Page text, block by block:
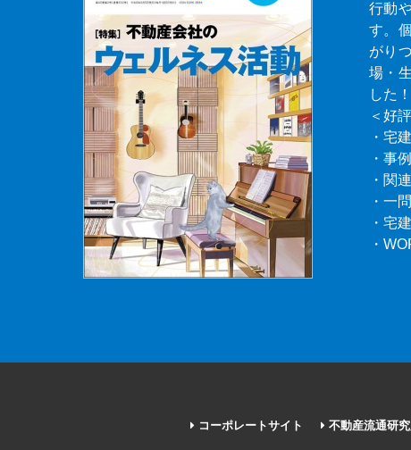
行動
す。
がり
場・
した！
＜好
・宅
・事
・関
・一
・宅
・
コーポレートサイト
不動産流通研